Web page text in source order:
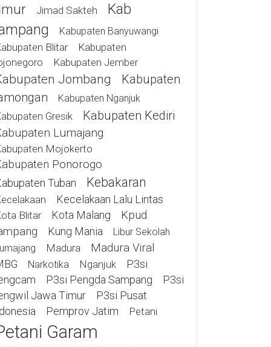
Jimad Sakteh
Kab
Kabupaten Banyuwangi
Blitar
Kabupaten
Kabupaten Jember
Jombang
Kabupaten
Kabupaten Nganjuk
Gresik Kabupaten Kediri
Lumajang
Mojokerto
Ponorogo
Tuban Kebakaran
Kecelakaan Lalu Lintas
Blitar Kota Malang
Kpud
Kung Mania
Libur Sekolah
Madura Madura Viral
Narkotika Nganjuk
P3si
P3si Pengda Sampang
P3si
Jawa Timur
P3si Pusat
Pemprov Jatim Petani
Garam